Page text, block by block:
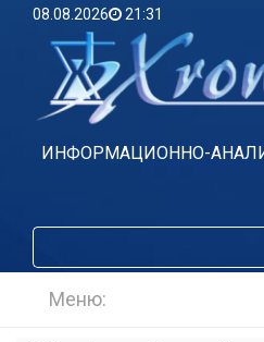
08.08.2026 21:31
ИНФОРМАЦИОННО-
Меню: